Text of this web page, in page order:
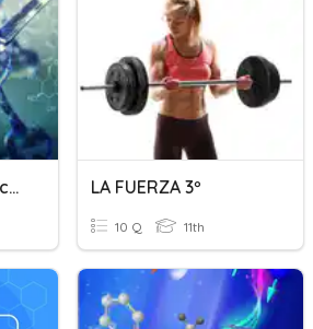
Fuerzas Intermoleculares LA FUERZA 3º
10 Q 11th